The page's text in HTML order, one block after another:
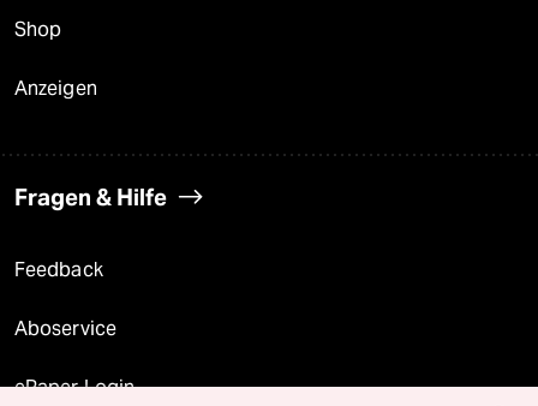
Shop
Anzeigen
Fragen & Hilfe
Feedback
Aboservice
ePaper Login